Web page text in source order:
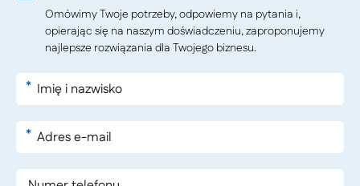
Omówimy Twoje potrzeby, odpowiemy na pytania i,
opierając się na naszym doświadczeniu, zaproponujemy
najlepsze rozwiązania dla Twojego biznesu.
*
*